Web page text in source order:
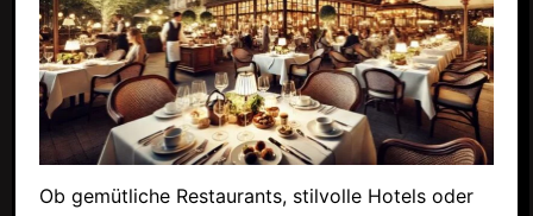
Ob gemütliche Restaurants, stilvolle Hotels oder